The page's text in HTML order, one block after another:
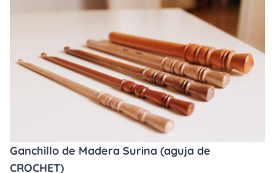
Ganchillo de Madera Surina (aguja de
CROCHET)